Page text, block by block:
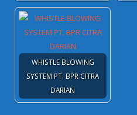
WHISTLE BLOWING
SYSTEM PT. BPR CITRA
DARIAN